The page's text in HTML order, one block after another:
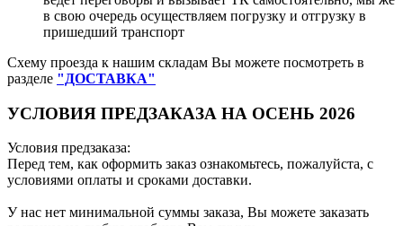
в свою очередь осуществляем погрузку и отгрузку в
пришедший транспорт
Схему проезда к нашим складам Вы можете посмотреть в
разделе "ДОСТАВКА"
УСЛОВИЯ ПРЕДЗАКАЗА НА ОСЕНЬ 2026
Условия предзаказа:
Перед тем, как оформить заказ ознакомьтесь, пожалуйста, с
условиями оплаты и сроками доставки.
У нас нет минимальной суммы заказа, Вы можете заказать